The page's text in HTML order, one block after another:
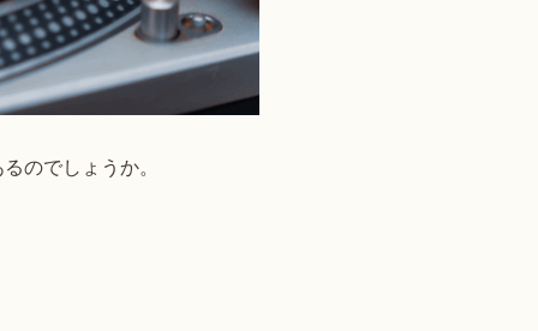
のでしょうか。